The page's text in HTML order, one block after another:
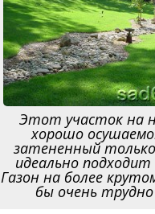
Этот участок на
хорошо
затененный
идеально подходит
Газон на более
бы очень